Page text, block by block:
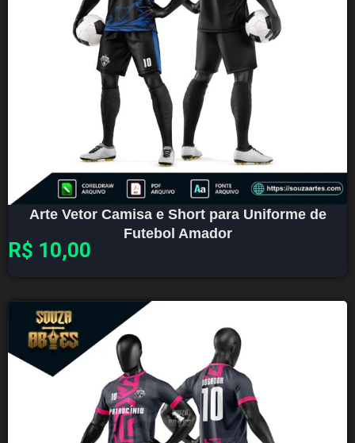
Arte Vetor Camisa e Short para Uniforme de
Futebol Amador
R$ 10,00